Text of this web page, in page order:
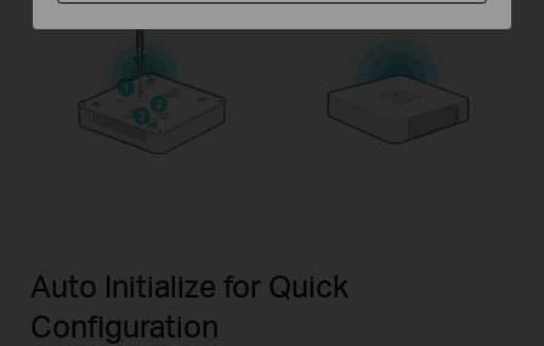
Auto Initialize for Quick
Configuration